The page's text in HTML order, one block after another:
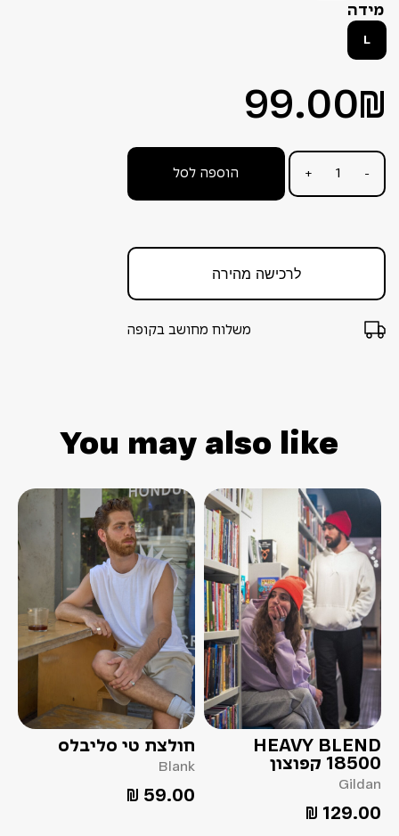
מידה
L
99.00₪
-
+ הוספה לסל
לרכישה מהירה
משלוח מחושב בקופה
You may also like
HEAVY BLEND
18500 קפוצון
Gildan
129.00
₪
חולצת טי סליבלס
Blank
59.00
₪